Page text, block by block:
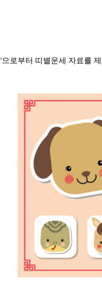
로부터 띠별운세 자료를